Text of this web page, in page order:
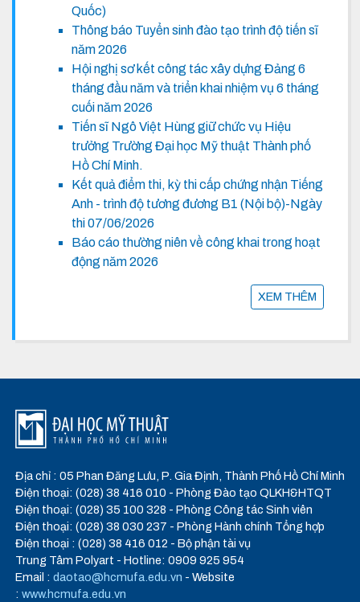
Quốc)
Thông báo Tuyển sinh đào tạo trình độ tiến sĩ
năm 2026
Hội nghị sơ kết công tác xây dựng Đảng 6
tháng đầu năm và triển khai nhiệm vụ 6 tháng
cuối năm 2026
Tiến sĩ Ngô Việt Hùng giữ chức vụ Hiệu
trưởng Trường Đại học Mỹ thuật Thành phố
Hồ Chí Minh.
Kết quả điểm thi, kỳ thi cấp chứng nhận Tiếng
Anh - trình độ tương đương B1 (Nội bộ)-Ngày
thi 07/06/2026
Báo cáo thường niên về công khai trong hoạt
động năm 2026
XEM THÊM
Địa chỉ : 05 Phan Đăng Lưu, P. Gia Định, Thành Phố Hồ Chí Minh
Điện thoại: (028) 38 416 010 - Phòng Đào tạo QLKH&HTQT
Điện thoại: (028) 35 100 328 - Phòng Công tác Sinh viên
Điện thoại: (028) 38 030 237 - Phòng Hành chính Tổng hợp
Điện thoại : (028) 38 416 012 - Bộ phận tài vụ
Trung Tâm Polyart - Hotline: 0909 925 954
Email : daotao@hcmufa.edu.vn - Website
: www.hcmufa.edu.vn